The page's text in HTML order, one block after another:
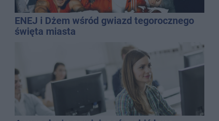
ENEJ i Dżem wśród gwiazd tegorocznego
święta miasta